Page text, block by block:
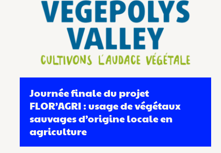
Journée finale du projet
FLOR’AGRI : usage de végétaux
sauvages d’origine locale en
agriculture